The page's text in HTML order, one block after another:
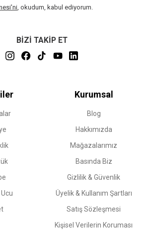
, okudum, kabul ediyorum.
BİZİ TAKİP ET
Kurumsal
Blog
Hakkımızda
Mağazalarımız
Basında Biz
Gizlilik & Güvenlik
Üyelik & Kullanım Şartları
Satış Sözleşmesi
Kişisel Verilerin Koruması